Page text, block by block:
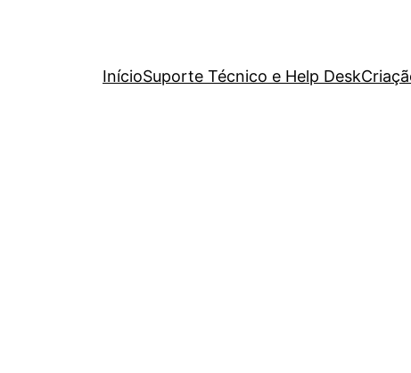
InícioSuporte Técnico e Help Desk